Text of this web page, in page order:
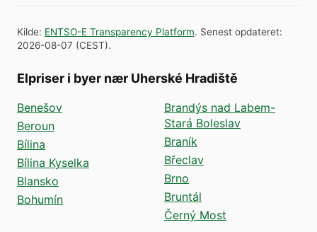
Kilde: ENTSO-E Transparency Platform. Senest opdateret:
2026-08-07 (CEST).
Elpriser i byer nær Uherské Hradiště
Benešov
Beroun
Bílina
Bílina Kyselka
Blansko
Bohumín
Brandýs nad Labem-
Stará Boleslav
Braník
Břeclav
Brno
Bruntál
Černý Most